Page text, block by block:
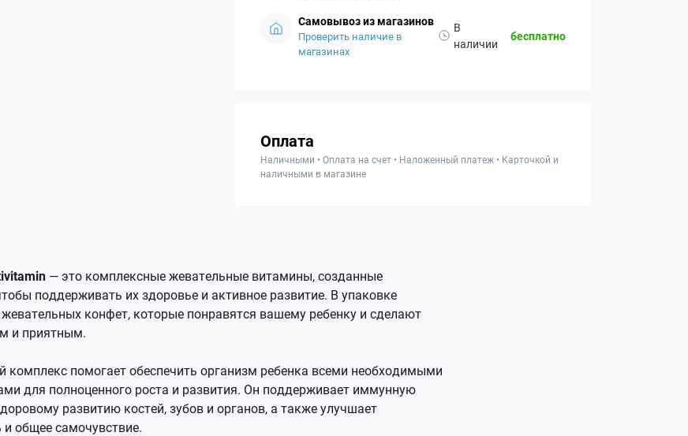
Самовывоз из магазинов
Проверить наличие в
магазинах
В
наличии
бесплатно
Оплата
Наличными • Оплата на счет • Наложенный платеж • Карточкой и
наличными в магазине
— это комплексные жевательные витамины, созданные
поддерживать их здоровье и активное развитие. В упаковке
конфет, которые понравятся вашему ребенку и сделают
и приятным.
комплекс помогает обеспечить организм ребенка всеми необходимыми
для полноценного роста и развития. Он поддерживает иммунную
развитию костей, зубов и органов, а также улучшает
общее самочувствие.